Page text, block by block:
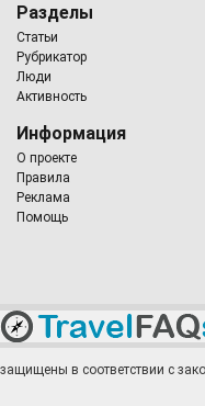
Разделы
Статьи
Рубрикатор
Люди
Активность
Информация
О проекте
Правила
Реклама
Помощь
защищены в соответствии с